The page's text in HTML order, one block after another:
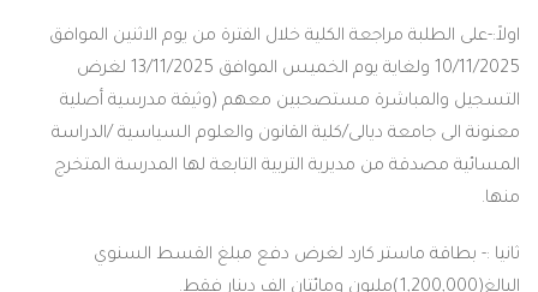
مراجعة الكلية خلال الفترة من يوم الاثنين الموافق
10/11/2025 ولغاية يوم الخميس الموافق 13/11/2025 لغرض
مستصحبين معهم (وثيقة مدرسية أصلية
ديالى/كلية القانون والعلوم السياسية /الدراسة
من مديرية التربية التابعة لها المدرسة المتخرج
ماستر كارد لغرض دفع مبلغ القسط السنوي